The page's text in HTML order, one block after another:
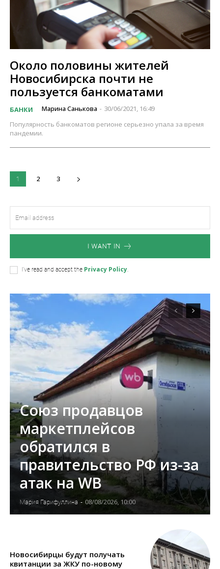
Около половины жителей
Новосибирска почти не
пользуется банкоматами
БАНКИ Марина Санькова - 30/06/2021, 16:49
Популярность банкоматов регионе серьезно упала за время
пандемии.
1 2 3
I WANT IN
I've read and accept the Privacy Policy.
Союз продавцов
маркетплейсов
обратился в
правительство РФ из-за
атак на WB
Мария Гарифуллина - 08/08/2026, 10:00
Новосибирцы будут получать
квитанции за ЖКУ по-новому